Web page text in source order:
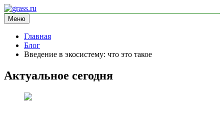
Перейти
к
содержимому
grass.ru
блог про экологию
Меню
Главная
Блог
Введение в экосистему: что это такое
Актуальное сегодня